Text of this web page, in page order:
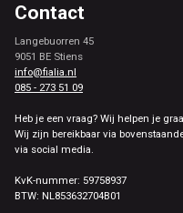
Contact
Langebuorren 45
9051 BE Stiens
info@fialia.nl
085 - 273 51 09
Heb je een vraag? Wij helpen je
Wij zijn bereikbaar via
via social media.
KvK-nummer: 59758937
BTW: NL853632704B01